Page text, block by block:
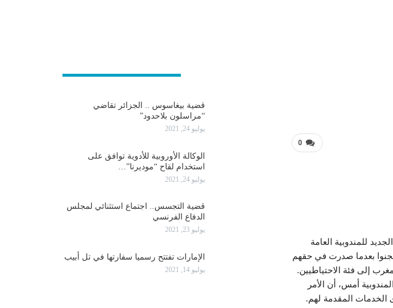
0
السنوي الجديد للمندوبية العامة
و866 وافدا جديدا استقبلته مختلف سجون المملكة، 2133 منهم سجنوا بعدما صدرت في حقهم
وافد جديد على سجون المغرب إلى فئة الاحتياطيين.
أمس، أن الأمر
الخدمات المقدمة لهم.
قضية بيغاسوس .. الجزائر تقاضي
“مراسلون بلاحدود”
يوليو 24, 2021
الوكالة الأوروبية للأدوية توافق على
استخدام لقاح “موديرنا”…
يوليو 24, 2021
قضية التجسس.. اجتماع استثنائي لمجلس
الدفاع الفرنسي
يوليو 23, 2021
الإمارات تفتتح رسميا سفارتها في تل أبيب
يوليو 14, 2021